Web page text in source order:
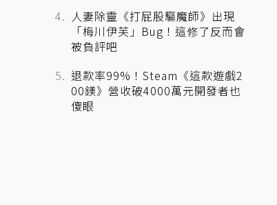
人妻除靈《打屁股驅魔師》出現
「梅川伊芙」Bug！這修了反而會
被負評吧
退款率99%！Steam《這款遊戲2
00鎂》營收破4000萬元開發者也
傻眼